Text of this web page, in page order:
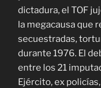
dictadura, el TOF
la megacausa que
secuestradas,
durante 1976. El
entre los 21
Ejército, ex